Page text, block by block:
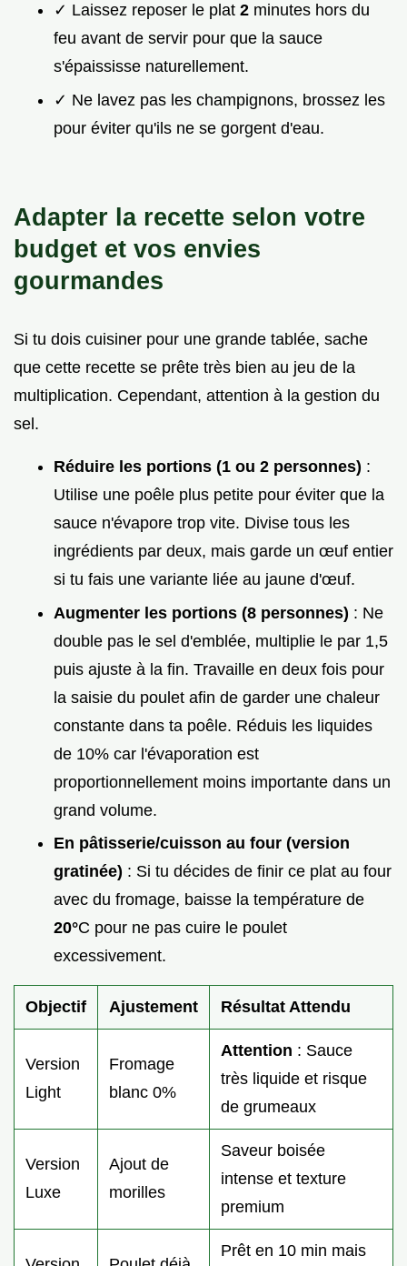
✓ Laissez reposer le plat 2 minutes hors du
feu avant de servir pour que la sauce
s'épaississe naturellement.
✓ Ne lavez pas les champignons, brossez les
pour éviter qu'ils ne se gorgent d'eau.
Adapter la recette selon votre
budget et vos envies
gourmandes
Si tu dois cuisiner pour une grande tablée, sache
que cette recette se prête très bien au jeu de la
multiplication. Cependant, attention à la gestion du
sel.
Réduire les portions (1 ou 2 personnes) :
Utilise une poêle plus petite pour éviter que la
sauce n'évapore trop vite. Divise tous les
ingrédients par deux, mais garde un œuf entier
si tu fais une variante liée au jaune d'œuf.
Augmenter les portions (8 personnes) : Ne
double pas le sel d'emblée, multiplie le par 1,5
puis ajuste à la fin. Travaille en deux fois pour
la saisie du poulet afin de garder une chaleur
constante dans ta poêle. Réduis les liquides
de 10% car l'évaporation est
proportionnellement moins importante dans un
grand volume.
En pâtisserie/cuisson au four (version
gratinée) : Si tu décides de finir ce plat au four
avec du fromage, baisse la température de
20°C pour ne pas cuire le poulet
excessivement.
Objectif Ajustement Résultat Attendu
Version
Light
Fromage
blanc 0%
Attention : Sauce
très liquide et risque
de grumeaux
Version
Luxe
Ajout de
morilles
Saveur boisée
intense et texture
premium
Prêt en 10 min mais